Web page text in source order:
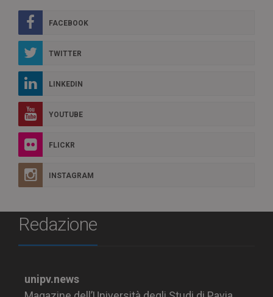
FACEBOOK
TWITTER
LINKEDIN
YOUTUBE
FLICKR
INSTAGRAM
Redazione
unipv.news